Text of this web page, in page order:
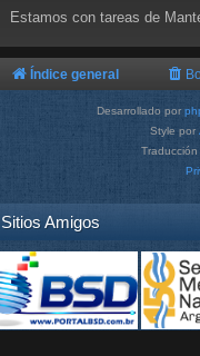
Estamos con tareas de
Índice general
Desarrollado por
Style por
Sitios Amigos